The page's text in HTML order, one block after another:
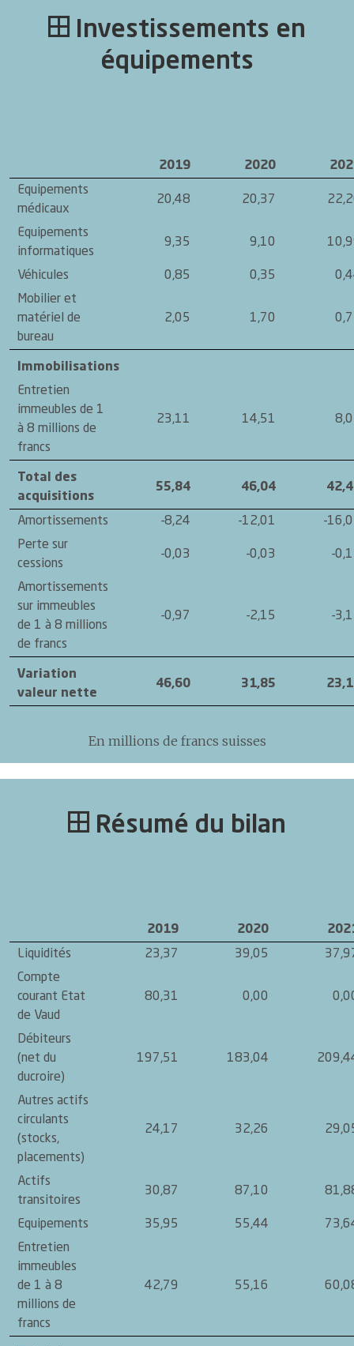
Investissements en
équipements
2019 2020
Equipements
médicaux
20,48 20,37
Equipements
informatiques
9,35 9,10
Véhicules 0,85 0,35
Mobilier et
matériel de
bureau
2,05 1,70
Immobilisations
Entretien
immeubles de 1
à 8 millions de
francs
23,11 14,51
Total des
acquisitions
55,84 46,04
Amortissements -8,24 -12,01
-
Perte sur
cessions
-0,03 -0,03 -
Amortissements
sur immeubles
de 1 à 8 millions
de francs
-0,97 -2,15 -
Variation
valeur nette
46,60 31,85
En millions de francs suisses
Résumé du bilan
2019 2020
Liquidités
23,37 39,05
Compte
courant Etat
de Vaud
80,31 0,00
Débiteurs
(net du
ducroire)
197,51 183,04
Autres actifs
circulants
(stocks,
placements)
24,17 32,26
Actifs
transitoires
30,87 87,10
Equipements 35,95 55,44
Entretien
immeubles
de 1 à 8
millions de
francs
42,79 55,16